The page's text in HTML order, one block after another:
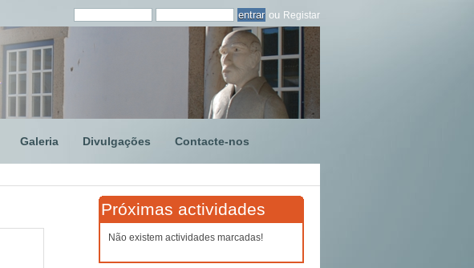
ou Registar
Galeria Divulgações Contacte-nos
Próximas actividades
Não existem actividades marcadas!